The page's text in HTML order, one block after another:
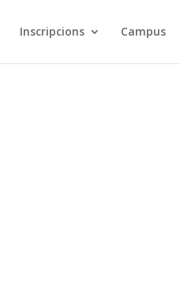
Inscripcions Campus